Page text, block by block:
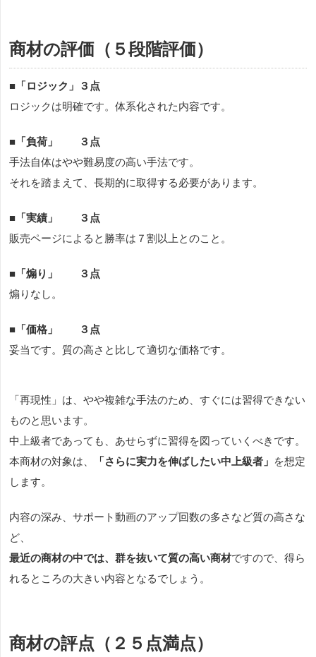
商材の評価（５段階評価）
■ 「ロジック」３点
ロジックは明確です。体系化された内容です。
■ 「負荷」 ３点
手法自体はやや難易度の高い手法です。
それを踏まえて、長期的に取得する必要があります。
■ 「実績」 ３点
販売ページによると勝率は７割以上とのこと。
■ 「煽り」 ３点
煽りなし。
■ 「価格」 ３点
妥当です。質の高さと比して適切な価格です。
「再現性」は、やや複雑な手法のため、すぐには習得できない
ものと思います。
中上級者であっても、あせらずに習得を図っていくべきです。
本商材の対象は、
「さらに実力を伸ばしたい中上級者」 を想定
します。
内容の深み、サポート動画のアップ回数の多さなど質の高さな
ど、
最近の商材の中では、群を抜いて質の高い商材ですので、得ら
れるところの大きい内容となるでしょう。
商材の評点（２５点満点）